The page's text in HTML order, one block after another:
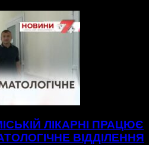
ЛІКАРНІ ПРАЦЮЄ
ВІДДІЛЕННЯ